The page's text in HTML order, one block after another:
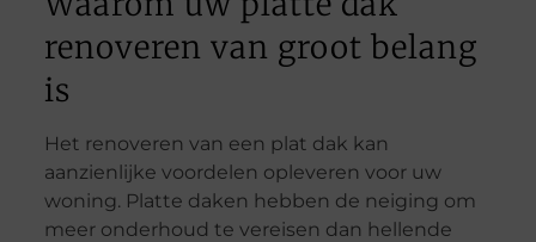
renoveren van groot belang
is
Het renoveren van een plat dak kan
aanzienlijke voordelen opleveren voor uw
woning. Platte daken hebben de neiging om
meer onderhoud te vereisen dan hellende